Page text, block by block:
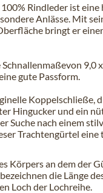
Rindleder ist eine
Anlässe. Mit
bringt er
9,0
gute Passform.
Koppelschließe,
Hingucker und ein
Suche nach einem
Trachtengürtel eine
Körpers an dem der
die Länge
Loch der Lochreihe.